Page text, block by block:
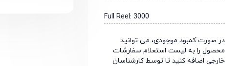
Full Reel: 3000
در صورت کمبود موجودی، می توانید
محصول را به لیست استعلام سفارشات
خارجی اضافه کنید تا توسط کارشناسان